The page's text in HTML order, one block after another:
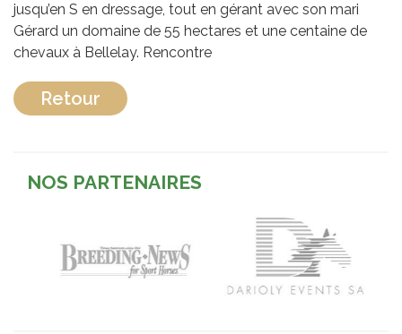
jusqu’en S en dressage, tout en gérant avec son mari
Gérard un domaine de 55 hectares et une centaine de
chevaux à Bellelay. Rencontre
Retour
NOS PARTENAIRES